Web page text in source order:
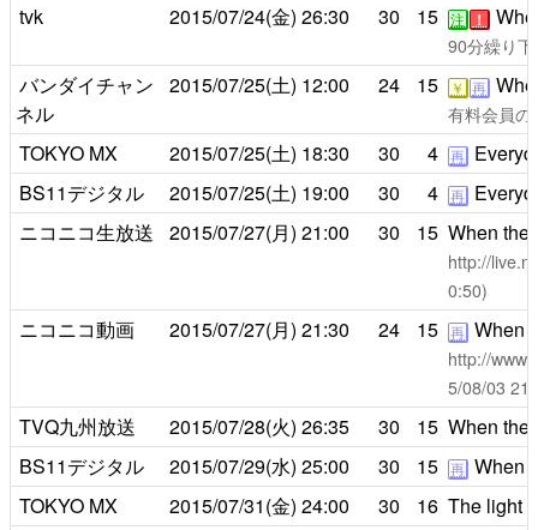
tvk 2015/07/24(金) 26:30 30 15 注 ！
90分繰り
バンダイチャン
ネル
2015/07/25(土) 12:00 24 15 ￥ 再
有料会員
TOKYO MX 2015/07/25(土) 18:30 30 4 再
BS11デジタル
2015/07/25(土) 19:00 30 4 再
ニコニコ生放送
2015/07/27(月) 21:00 30 15 When the
http://
0:50)
ニコニコ動画 2015/07/27(月) 21:30 24 15 再 When
http://
5/08/03
TVQ九州放送 2015/07/28(火) 26:35 30 15 When the
BS11デジタル
2015/07/29(水) 25:00 30 15 再 When
TOKYO MX
2015/07/31(金) 24:00 30 16 The light